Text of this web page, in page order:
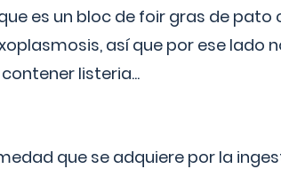
es un bloc de foir gras de pato
así que por ese lado
listeria...
que se adquiere por la